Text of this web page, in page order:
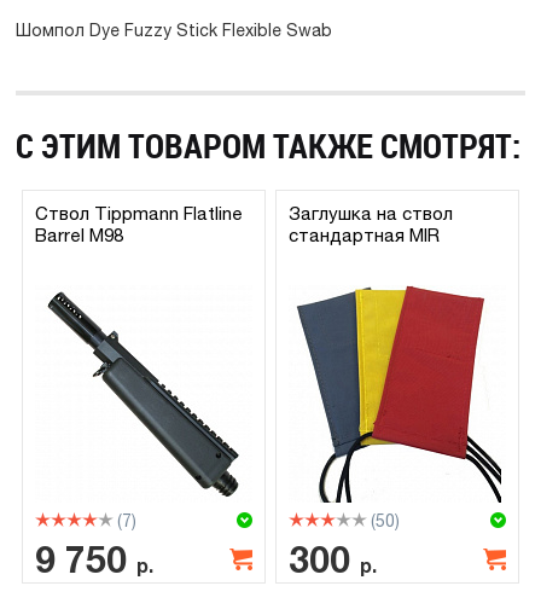
Шомпол Dye Fuzzy Stick Flexible Swab
С ЭТИМ ТОВАРОМ ТАКЖЕ СМОТРЯТ:
Ствол Tippmann Flatline
Barrel M98
(7)
9 750 р.
Заглушка на ствол
стандартная MIR
(50)
300 р.